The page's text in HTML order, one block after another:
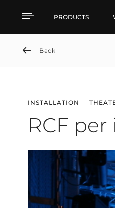
RCF per il
PRODUCTS
Back
INSTALLATION
RCF